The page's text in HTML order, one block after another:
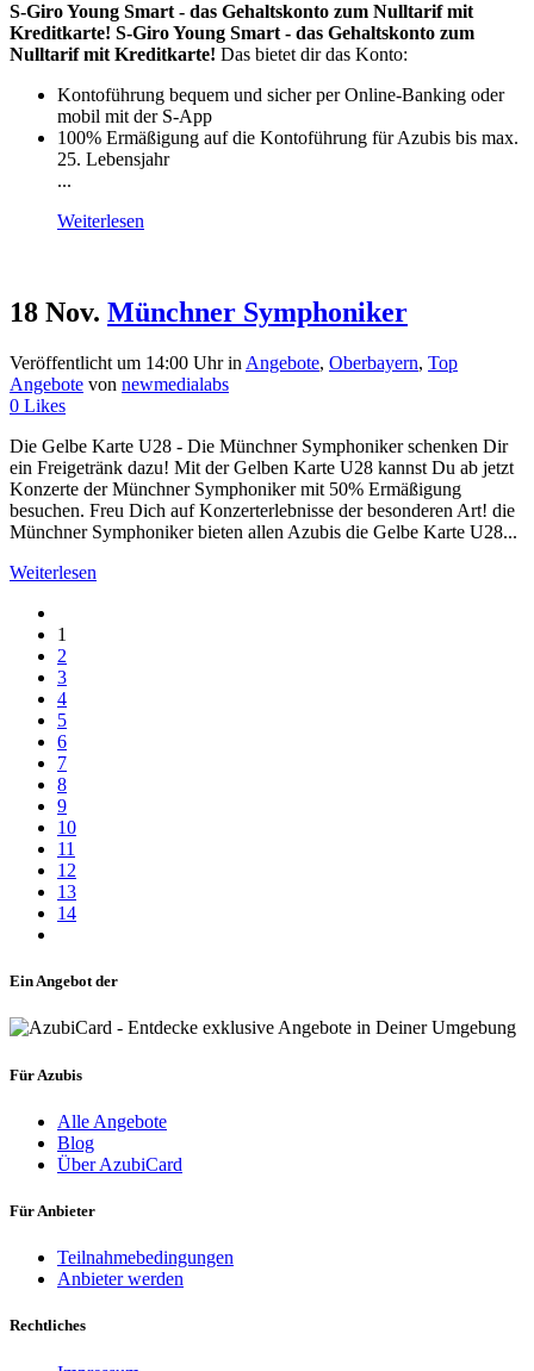
S-Giro Young Smart - das Gehaltskonto zum Nulltarif mit
Kreditkarte! S-Giro Young Smart - das Gehaltskonto zum
Nulltarif mit Kreditkarte! Das bietet dir das Konto:
Kontoführung bequem und sicher per Online-Banking oder
mobil mit der S-App
100% Ermäßigung auf die Kontoführung für Azubis bis max.
25. Lebensjahr
...
Weiterlesen
18 Nov. Münchner Symphoniker
Veröffentlicht um 14:00 Uhrin Angebote, Oberbayern, Top
Angebote von newmedialabs
0 Likes
Die Gelbe Karte U28 - Die Münchner Symphoniker schenken Dir
ein Freigetränk dazu! Mit der Gelben Karte U28 kannst Du ab jetzt
Konzerte der Münchner Symphoniker mit 50% Ermäßigung
besuchen. Freu Dich auf Konzerterlebnisse der besonderen Art! die
Münchner Symphoniker bieten allen Azubis die Gelbe Karte U28...
Weiterlesen
1
2
3
4
5
6
7
8
9
10
11
12
13
14
Ein Angebot der
Für Azubis
Alle Angebote
Blog
Über AzubiCard
Für Anbieter
Teilnahmebedingungen
Anbieter werden
Rechtliches